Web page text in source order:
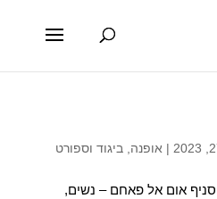
| אופנה, ביגוד וספורט
קסטרו סניף אום אל פאחם – נשים,